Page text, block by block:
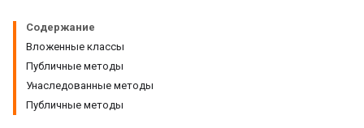
Содержание
Вложенные классы
Публичные методы
Унаследованные методы
Публичные методы